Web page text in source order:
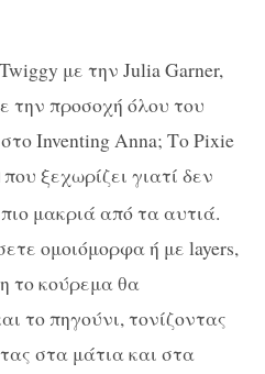
με την Julia Garner,
την προσοχή όλου του
Inventing Anna; Το Pixie
που ξεχωρίζει γιατί δεν
μακριά από τα αυτιά.
ομοιόμορφα ή με layers,
το κούρεμα θα
το πηγούνι, τονίζοντας
στα μάτια και στα